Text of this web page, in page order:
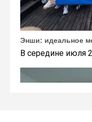
В середине июля